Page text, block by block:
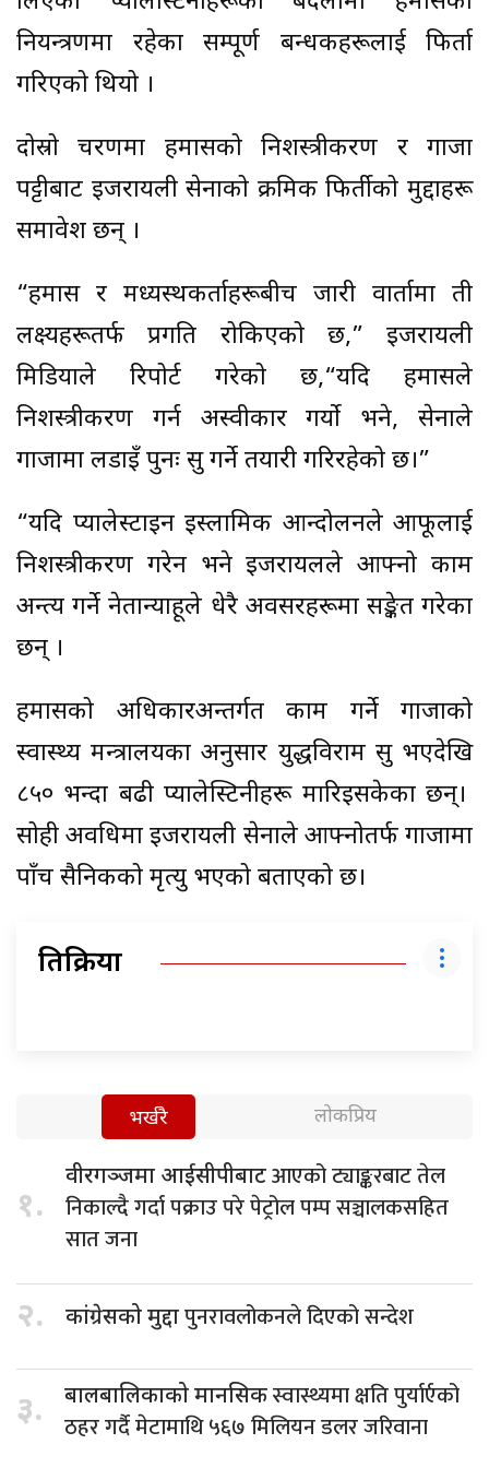
नियन्त्रणमा रहेका सम्पूर्ण बन्धकहरूलाई फिर्ता
गरिएको थियो ।
दोस्रो चरणमा हमासको निशस्त्रीकरण र गाजा
पट्टीबाट इजरायली सेनाको क्रमिक फिर्तीको मुद्दाहरू
समावेश छन् ।
“हमास र मध्यस्थकर्ताहरूबीच जारी वार्तामा ती
लक्ष्यहरूतर्फ प्रगति रोकिएको छ,” इजरायली
मिडियाले रिपोर्ट गरेको छ,“यदि हमासले
निशस्त्रीकरण गर्न अस्वीकार गर्यो भने, सेनाले
गाजामा लडाइँ पुनः सुरु गर्ने तयारी गरिरहेको छ।”
“यदि प्यालेस्टाइन इस्लामिक आन्दोलनले आफूलाई
निशस्त्रीकरण गरेन भने इजरायलले आफ्नो काम
अन्त्य गर्ने नेतान्याहूले धेरै अवसरहरूमा सङ्केत गरेका
छन् ।
हमासको अधिकारअन्तर्गत काम गर्ने गाजाको
स्वास्थ्य मन्त्रालयका अनुसार युद्धविराम सुरु भएदेखि
८५० भन्दा बढी प्यालेस्टिनीहरू मारिइसकेका छन्।
सोही अवधिमा इजरायली सेनाले आफ्नोतर्फ गाजामा
पाँच सैनिकको मृत्यु भएको बताएको छ।
प्रतिक्रिया
भर्खरै लोकप्रिय
१.
वीरगञ्जमा आईसीपीबाटआएको ट्याङ्करबाट तेल
निकाल्दै गर्दा पक्राउ परे पेट्रोल पम्प सञ्चालकसहित
सात जना
२. कांग्रेसको मुद्दापुनरावलोकनले दिएको सन्देश
३. बालबालिकाको मानसिकस्वास्थ्यमा क्षति पुर्यार्एको
ठहर गर्दै मेटामाथि ५६७ मिलियन डलर जरिवाना